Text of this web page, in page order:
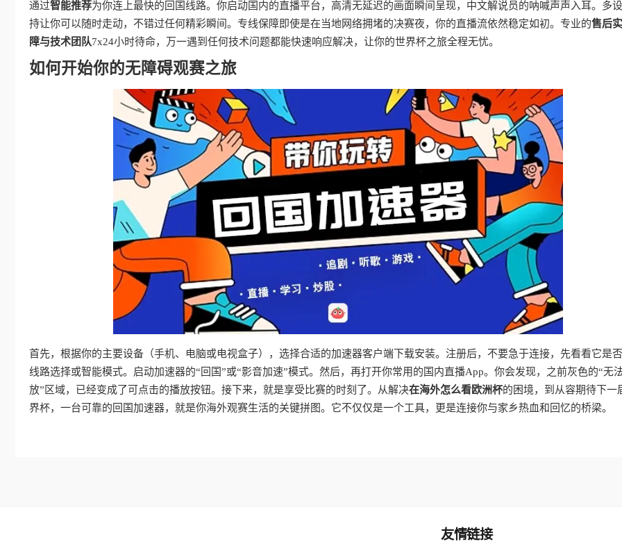
通过智能推荐为你连上最快的回国线路。你启动国内的直播平台，高清无延迟的画面瞬间呈现，中文解说员的呐喊声声入耳。多
持让你可以随时走动，不错过任何精彩瞬间。专线保障即使是在当地网络拥堵的决赛夜，你的直播流依然稳定如初。专业的售后
障与技术团队7x24小时待命，万一遇到任何技术问题都能快速响应解决，让你的世界杯之旅全程无忧。
如何开始你的无障碍观赛之旅
首先，根据你的主要设备（手机、电脑或电视盒子），选择合适的加速器客户端下载安装。注册后，不要急于连接，先看看它是
线路选择或智能模式。启动加速器的“回国”或“影音加速”模式。然后，再打开你常用的国内直播App。你会发现，之前灰色的“无
放”区域，已经变成了可点击的播放按钮。接下来，就是享受比赛的时刻了。从解决在海外怎么看欧洲杯的困境，到从容期待下一
界杯，一台可靠的回国加速器，就是你海外观赛生活的关键拼图。它不仅仅是一个工具，更是连接你与家乡热血和回忆的桥梁。
友情链接